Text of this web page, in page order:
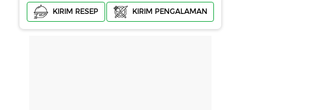
KIRIM RESEP KIRIM PENGALAMAN